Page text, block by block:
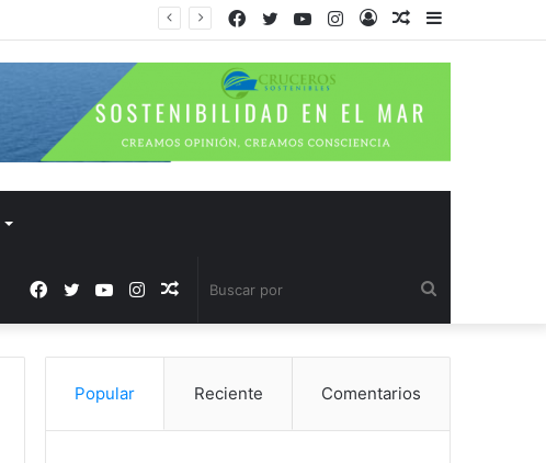
Barra
Publicación
Acceso
Instagram
YouTube
Twitter
Facebook
por
Publicación
al
Instagram
YouTube
Twitter
Facebook
Popular Reciente Comentarios